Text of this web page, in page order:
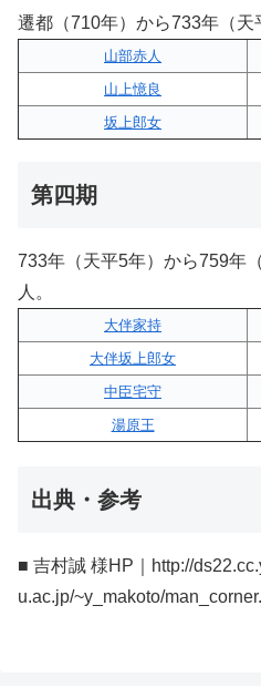
遷都（710年）から733年（天
山部赤人
山上憶良
坂上郎女
第四期
733年（天平5年）から759年
人。
大伴家持
大伴坂上郎女
中臣宅守
湯原王
出典・参考
■ 吉村誠 様HP｜http://
u.ac.jp/~y_makoto/